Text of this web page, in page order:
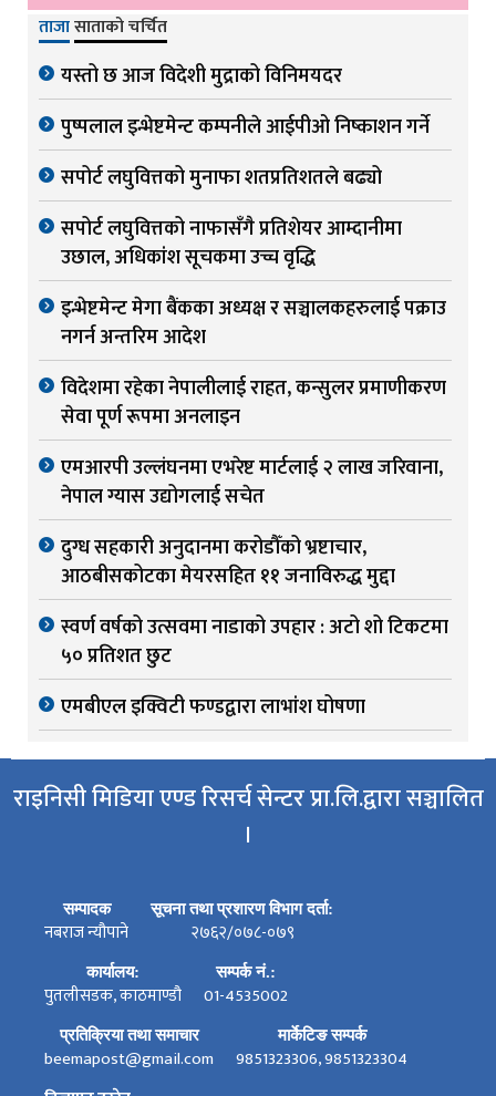
ताजासाताको चर्चित
यस्तो छ आज विदेशी मुद्राको विनिमयदर
पुष्पलाल इन्भेष्टमेन्ट कम्पनीले आईपीओ निष्काशन गर्ने
सपोर्ट लघुवित्तको मुनाफा शतप्रतिशतले बढ्यो
सपोर्ट लघुवित्तको नाफासँगै प्रतिशेयर आम्दानीमा
उछाल, अधिकांश सूचकमा उच्च वृद्धि
इन्भेष्टमेन्ट मेगा बैंकका अध्यक्ष र सञ्चालकहरुलाई पक्राउ
नगर्न अन्तरिम आदेश
विदेशमा रहेका नेपालीलाई राहत, कन्सुलर प्रमाणीकरण
सेवा पूर्ण रूपमा अनलाइन
एमआरपी उल्लंघनमा एभरेष्ट मार्टलाई २ लाख जरिवाना,
नेपाल ग्यास उद्योगलाई सचेत
दुग्ध सहकारी अनुदानमा करोडौँको भ्रष्टाचार,
आठबीसकोटका मेयरसहित ११ जनाविरुद्ध मुद्दा
स्वर्ण वर्षको उत्सवमा नाडाको उपहार : अटो शो टिकटमा
५० प्रतिशत छुट
एमबीएल इक्विटी फण्डद्वारा लाभांश घोषणा
राइनिसी मिडिया एण्ड रिसर्च सेन्टर प्रा.लि.द्वारा सञ्चालित
।
सम्पादक
नबराज न्यौपाने
सूचना तथा प्रशारण विभाग दर्ता:
२७६२/०७८-०७९
कार्यालय:
पुतलीसडक, काठमाण्डौ
सम्पर्क नं.:
01-4535002
प्रतिक्रिया तथा समाचार
beemapost@gmail.com
मार्केटिङ सम्पर्क
9851323306, 9851323304